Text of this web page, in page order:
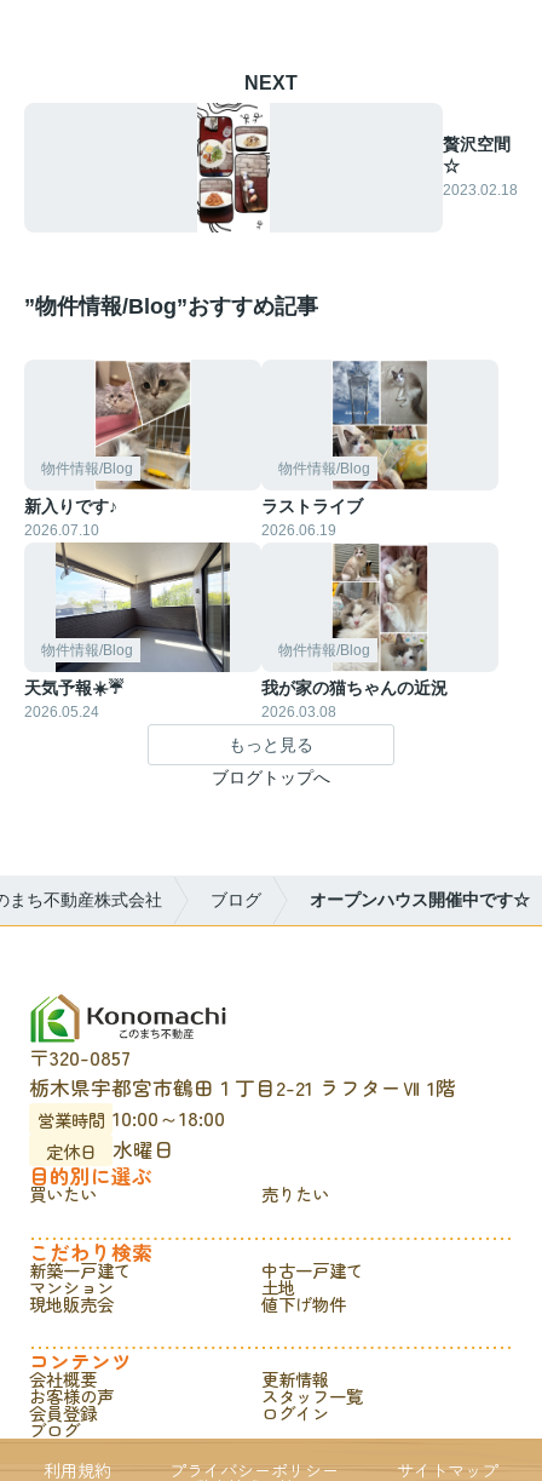
NEXT
贅沢空間
☆
2023.02.18
”物件情報/Blog”おすすめ記事
物件情報/Blog
新入りです♪
2026.07.10
物件情報/Blog
ラストライブ
2026.06.19
物件情報/Blog
天気予報☀️☔
2026.05.24
物件情報/Blog
我が家の猫ちゃんの近況
2026.03.08
もっと見る
ブログトップへ
まち不動産株式会社 ブログ オープンハウス開催中です☆
〒320-0857
栃木県宇都宮市鶴田１丁目2-21 ラフターⅦ 1階
営業時間 10:00～18:00
定休日
水曜日
目的別に選ぶ
買いたい 売りたい
こだわり検索
新築一戸建て 中古一戸建て
マンション 土地
現地販売会 値下げ物件
コンテンツ
会社概要 更新情報
お客様の声 スタッフ一覧
会員登録 ログイン
ブログ
利用規約
プライバシーポリシー サイトマップ